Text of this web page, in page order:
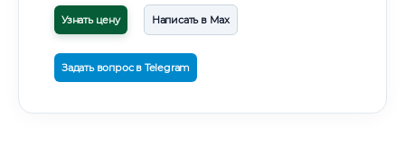
Узнать цену Написать в Max
Задать вопрос в Telegram